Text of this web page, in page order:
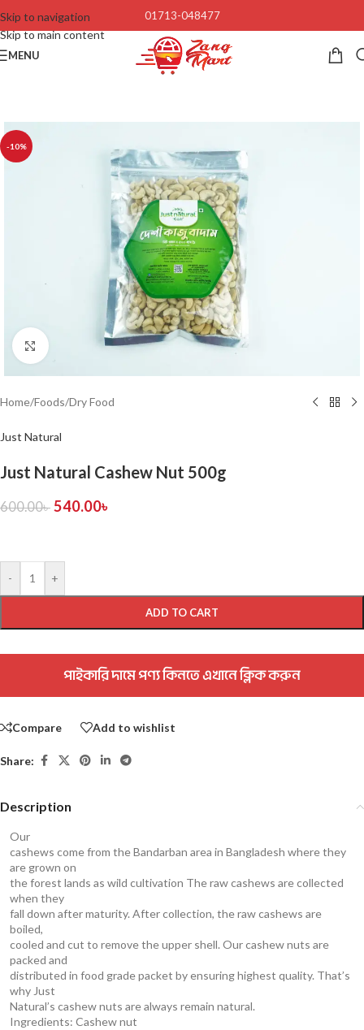
Skip to navigation
Skip to main content
01713-048477
MENU
-10%
Click to enlarge
Home/Foods/Dry Food
Just Natural
Just Natural Cashew Nut 500g
600.00৳ 540.00৳
- +
ADD TO CART
পাইকারি দামে পণ্য কিনতে এখানে ক্লিক করুন
Compare Add to wishlist
Share:
Description
Our
cashews come from the Bandarban area in Bangladesh where they
are grown on
the forest lands as wild cultivation The raw cashews are collected
when they
fall down after maturity. After collection, the raw cashews are
boiled,
cooled and cut to remove the upper shell. Our cashew nuts are
packed and
distributed in food grade packet by ensuring highest quality. That’s
why Just
Natural’s cashew nuts are always remain natural.
Ingredients: Cashew nut